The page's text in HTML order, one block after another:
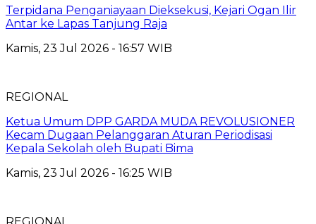
Terpidana Penganiayaan Dieksekusi, Kejari Ogan Ilir
Antar ke Lapas Tanjung Raja
Kamis, 23 Jul 2026 - 16:57 WIB
REGIONAL
Ketua Umum DPP GARDA MUDA REVOLUSIONER
Kecam Dugaan Pelanggaran Aturan Periodisasi
Kepala Sekolah oleh Bupati Bima
Kamis, 23 Jul 2026 - 16:25 WIB